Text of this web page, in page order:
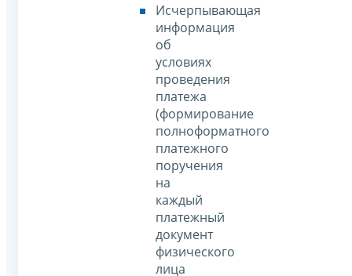
Исчерпывающая
информация
об
условиях
проведения
платежа
(формирование
полноформатного
платежного
поручения
на
каждый
платежный
документ
физического
лица